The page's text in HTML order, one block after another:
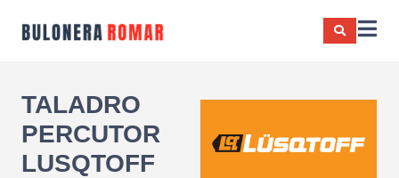
TALADRO
PERCUTOR
LUSQTOFF